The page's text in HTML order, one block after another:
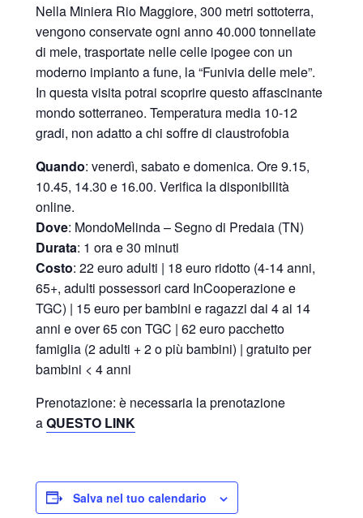
Nella Miniera Rio Maggiore, 300 metri sottoterra,
vengono conservate ogni anno 40.000 tonnellate
di mele, trasportate nelle celle ipogee con un
moderno impianto a fune, la “Funivia delle mele”.
In questa visita potrai scoprire questo affascinante
mondo sotterraneo. Temperatura media 10-12
gradi, non adatto a chi soffre di claustrofobia
Quando: venerdì, sabato e domenica. Ore 9.15,
10.45, 14.30 e 16.00. Verifica la disponibilità
online.
Dove: MondoMelinda – Segno di Predaia (TN)
Durata: 1 ora e 30 minuti
Costo: 22 euro adulti | 18 euro ridotto (4-14 anni,
65+, adulti possessori card InCooperazione e
TGC) | 15 euro per bambini e ragazzi dai 4 ai 14
anni e over 65 con TGC | 62 euro pacchetto
famiglia (2 adulti + 2 o più bambini) | gratuito per
bambini < 4 anni
Prenotazione: è necessaria la prenotazione
aQUESTO LINK
Salva nel tuo calendario